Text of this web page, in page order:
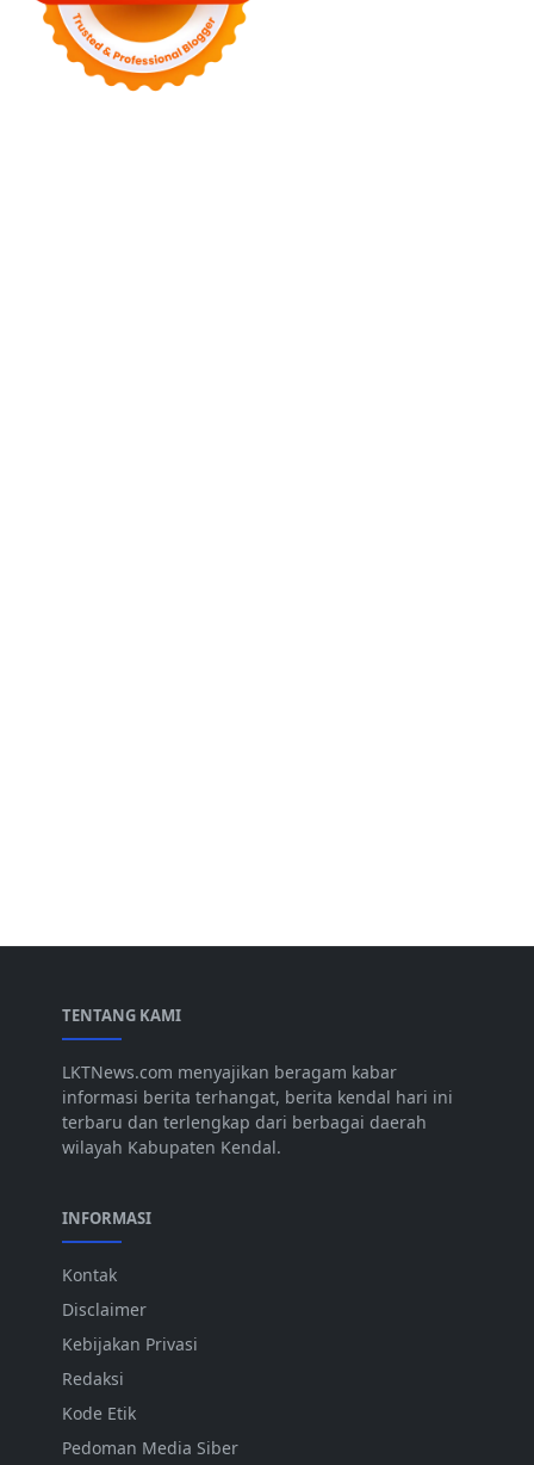
TENTANG KAMI
LKTNews.com menyajikan beragam kabar
informasi berita terhangat, berita kendal hari ini
terbaru dan terlengkap dari berbagai daerah
wilayah Kabupaten Kendal.
INFORMASI
Kontak
Disclaimer
Kebijakan Privasi
Redaksi
Kode Etik
Pedoman Media Siber